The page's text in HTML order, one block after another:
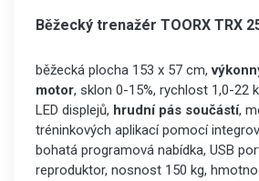
Běžecký trenažér TOORX TRX
běžecká plocha 153 x 57 cm,
motor, sklon 0-15%, rychlost 1,0-22
LED displejů, hrudní pás součástí,
tréninkových aplikací pomocí
bohatá programová nabídka, USB
reproduktor, nosnost 150 kg,